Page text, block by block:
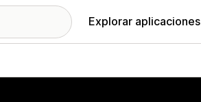
Explorar aplicaciones